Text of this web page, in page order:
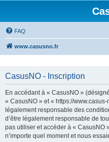
FAQ
www.casusno.fr
CasusNO - Inscription
En accédant à « CasusNO »
« CasusNO » et « https://
légalement responsable des
d’être légalement responsable de
pas utiliser et accéder à « CasusNO
n’importe quel moment et nous